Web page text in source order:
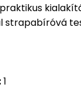
praktikus
1